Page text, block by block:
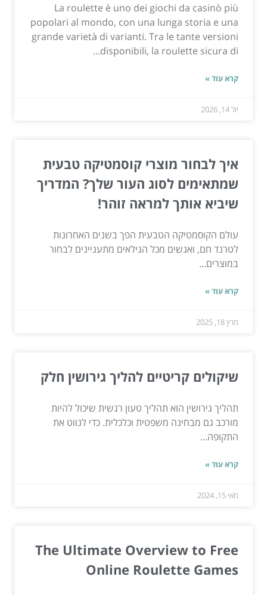
La roulette è uno dei giochi da casinò più
popolari al mondo, con una lunga storia e una
grande varietà di varianti. Tra le tante versioni
disponibili, la roulette sicura di...
קרא עוד »
יול 14, 2026
איך לבחור מוצרי קוסמטיקה טבעית
שמתאימים לסוג העור שלך? המדריך
שיביא אותך למראה זוהר!
עולם הקוסמטיקה הטבעית הפך בשנים האחרונות
לטרנד חם, ואנשים מכל הגילאים מתעניינים לבחור
במוצרים...
קרא עוד »
מרץ 18, 2025
שיקולים קריטיים להליך גירושין חלק
תהליך גירושין הוא תהליך טעון רגשית שיכול להיות
מורכב גם מבחינה משפטית וכלכלית. כדי לנווט את
התקופה...
קרא עוד »
מאי 15, 2024
The Ultimate Overview to Free
Online Roulette Games